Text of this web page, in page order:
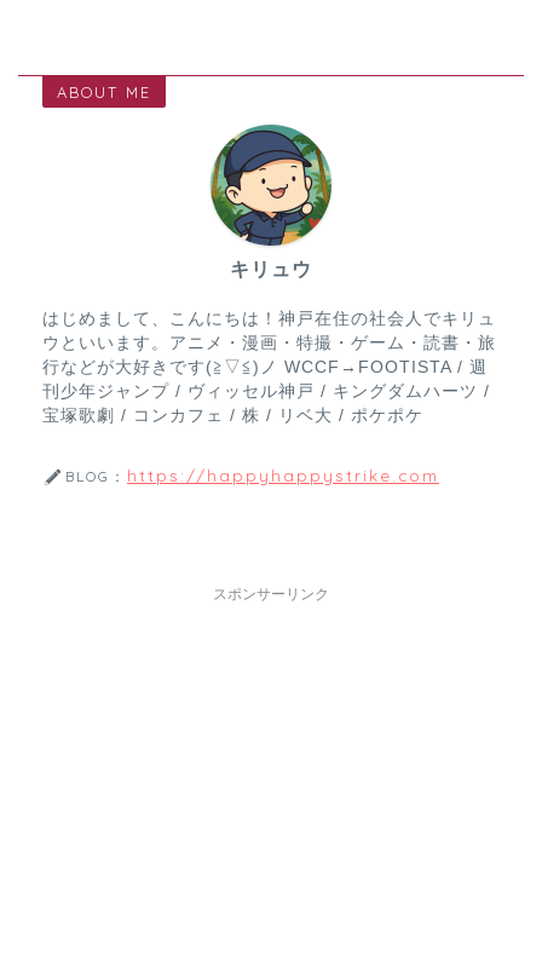
ABOUT ME
キリュウ
はじめまして、こんにちは！神戸在住の社会人でキリュ
ウといいます。アニメ・漫画・特撮・ゲーム・読書・旅
行などが大好きです(≧▽≦)ノ WCCF→FOOTISTA / 週
刊少年ジャンプ / ヴィッセル神戸 / キングダムハーツ /
宝塚歌劇 / コンカフェ / 株 / リベ大 / ポケポケ
BLOG： https://happyhappystrike.com
スポンサーリンク